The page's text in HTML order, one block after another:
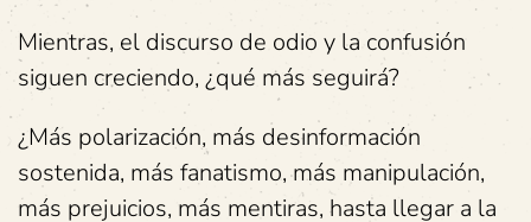
Mientras, el discurso de odio y la confusión
siguen creciendo, ¿qué más seguirá?
¿Más polarización, más desinformación
sostenida, más fanatismo, más manipulación,
más prejuicios, más mentiras, hasta llegar a la